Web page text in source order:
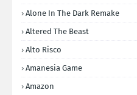
Alone In The Dark Remake
Altered The Beast
Alto Risco
Amanesia Game
Amazon